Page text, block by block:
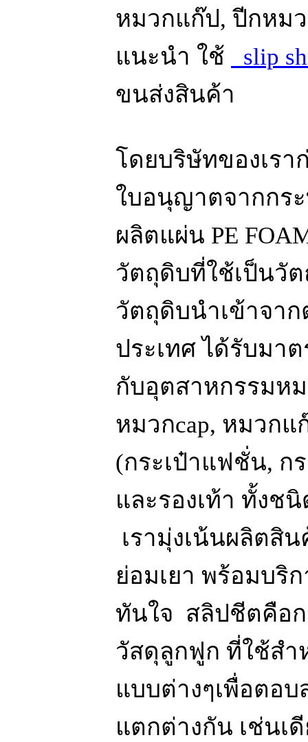
หมวกแก๊ป, ปีกหม
แนะนำ ใช้
slip
ขนส่งสินค้า
โดยบริษัทของเรา
ใบอนุญาตจากกร
ผลิตแผ่น PE
วัตถุดิบที่ใช้เป็นวั
วัตถุดิบนำเข้าจาก
ประเทศ ได้รับมา
กับอุตสาหกรรมห
หมวกcap, หมวกแ
(กระเป๋าแฟชั่น, ก
และรองเท้า ทั้งช
เรามุ่งเน้นผลิตสิ
ย่อมเยา พร้อมบริ
ทันใจ สลิปชีตคือ
วัสดุลูกฟูก ที่ใช้ส
แบบต่างๆเพื่อตอ
แตกต่างกัน เช่นเ